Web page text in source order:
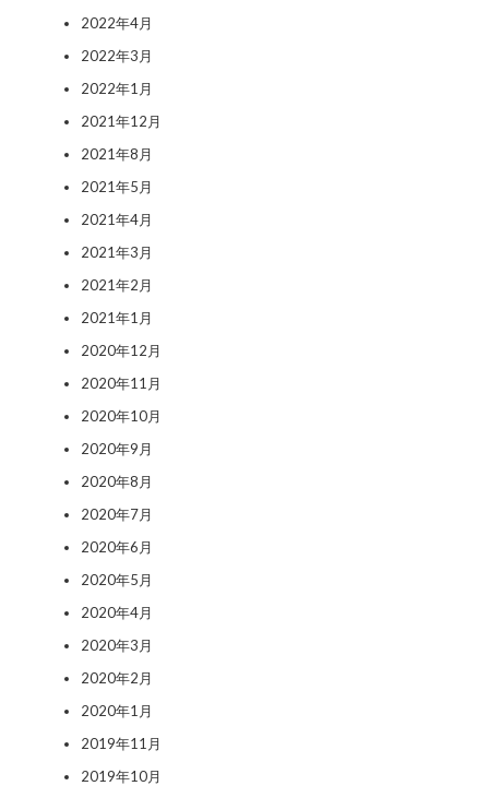
2022年4月
2022年3月
2022年1月
2021年12月
2021年8月
2021年5月
2021年4月
2021年3月
2021年2月
2021年1月
2020年12月
2020年11月
2020年10月
2020年9月
2020年8月
2020年7月
2020年6月
2020年5月
2020年4月
2020年3月
2020年2月
2020年1月
2019年11月
2019年10月